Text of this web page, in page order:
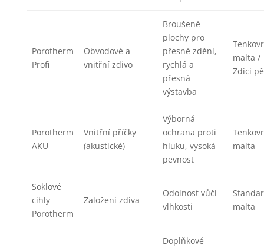
Porotherm
Profi
Obvodové a
vnitřní zdivo
Broušené
plochy pro
přesné zdění,
rychlá a
přesná
výstavba
malta /
Zdicí
Porotherm
AKU
Vnitřní příčky
(akustické)
Výborná
ochrana proti
hluku, vysoká
pevnost
malta
Soklové
cihly
Porotherm
Založení zdiva
Odolnost vůči
vlhkosti
malta
Doplňkové